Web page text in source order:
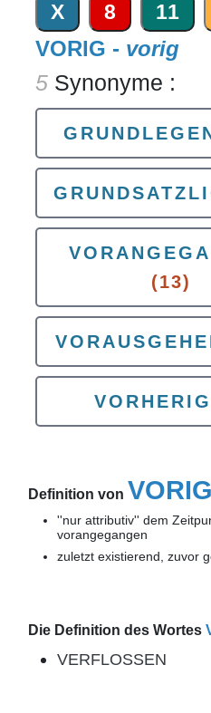
X 8 11
VORIG - vorig
5 Synonyme :
(13)
VORHERIG
Definition von VORIG
''nur attributiv'' dem
vorangegangen
zuletzt existierend, zuvor
Die Definition des Wortes
VERFLOSSEN